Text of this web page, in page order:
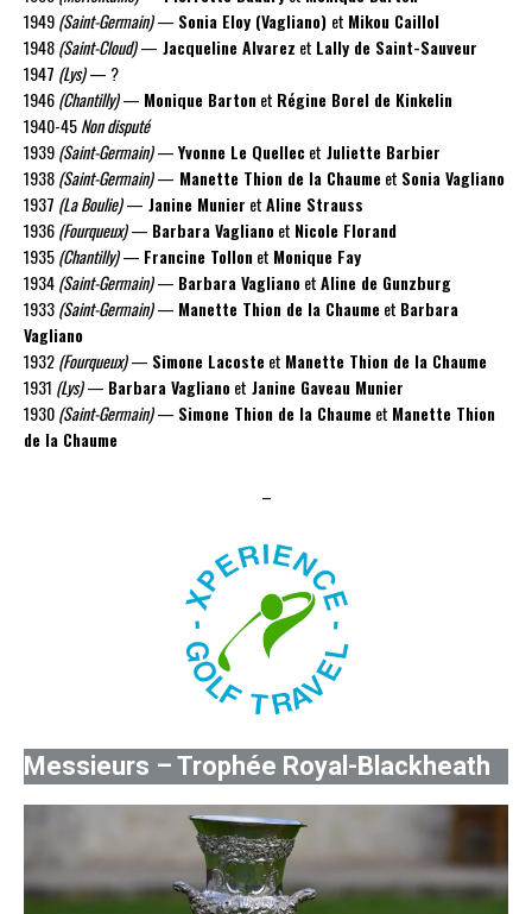
1949(Saint-Germain)— Sonia Eloy (Vagliano) et Mikou Caillol
1948(Saint-Cloud)— Jacqueline Alvarez et Lally de Saint-Sauveur
1947 (Lys)— ?
1946(Chantilly)— Monique Bartonet Régine Borel de Kinkelin
1940-45Non disputé
1939(Saint-Germain)—Yvonne Le Quellec et Juliette Barbier
1938(Saint-Germain)— Manette Thion de la Chaumeet Sonia Vagliano
1937 (La Boulie)— Janine Munier etAline Strauss
1936(Fourqueux)— Barbara Vaglianoet Nicole Florand
1935(Chantilly)— Francine Tollonet Monique Fay
1934(Saint-Germain)— Barbara VaglianoetAline de Gunzburg
1933(Saint-Germain)— Manette Thion de la Chaumeet Barbara
Vagliano
1932(Fourqueux)— Simone Lacosteet Manette Thion de la Chaume
1931 (Lys)— Barbara Vaglianoet Janine Gaveau Munier
1930(Saint-Germain)— Simone Thion de la Chaumeet Manette Thion
de la Chaume
–
Messieurs – Trophée Royal-Blackheath